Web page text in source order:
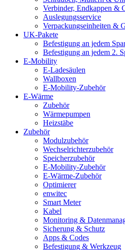
Verbinder, Endkappen &
Auslegungsservice
Verpackungseinheiten &
UK-Pakete
Befestigung an jedem
Befestigung an jedem 2.
E-Mobility
E-Ladesäulen
Wallboxen
E-Mobility-Zubehör
E-Wärme
Zubehör
Wärmepumpen
Heizstäbe
Zubehör
Modulzubehör
Wechselrichterzubehör
Speicherzubehör
E-Mobility-Zubehör
E-Wärme-Zubehör
Optimierer
enwitec
Smart Meter
Kabel
Monitoring &
Sicherung & Schutz
Apps & Codes
Befestigung & Werkzeug